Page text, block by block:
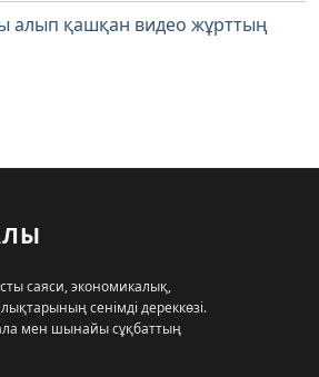
алып қашқан видео жұрттың
саяси, экономикалық,
сенімді дереккөзі.
мен шынайы сұқбаттың